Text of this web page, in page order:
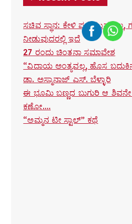
ಸಚಿವ ಸ್ಥಾನ: ಕೇಳಿ ಪಡೆಯುವುದಲ್ಲ,
ನೀಡುವುದರಲ್ಲಿ ಇದೆ
27 ರಂದು ಚಿಂತನಾ ಸಮಾವೇಶ
“ವಿದಾಯ ಅಂತ್ಯವಲ್ಲ, ಹೊಸ
ಡಾ. ಅಸ್ಮಾನಾಜ್ ಎಸ್. ಬೆಳ್ಳಾರಿ
ಈ ಭೂಮಿ ಬಣ್ಣದ ಬುಗುರಿ ಆ
ಕಣೋ….
“ಅಮ್ಮನ ಟೀ ಸ್ಟಾಲ್” ಕಥೆ